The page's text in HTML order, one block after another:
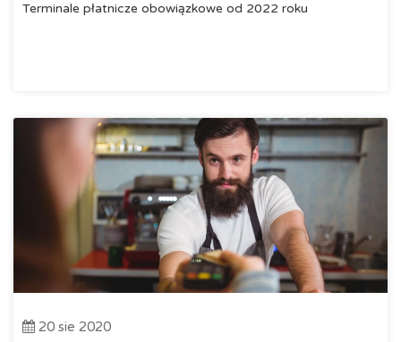
Terminale płatnicze obowiązkowe od 2022 roku
20 sie 2020